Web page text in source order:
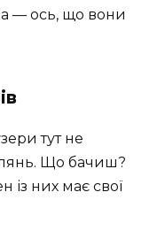
— ось, що вони
тут не
Що бачиш?
із них має свої